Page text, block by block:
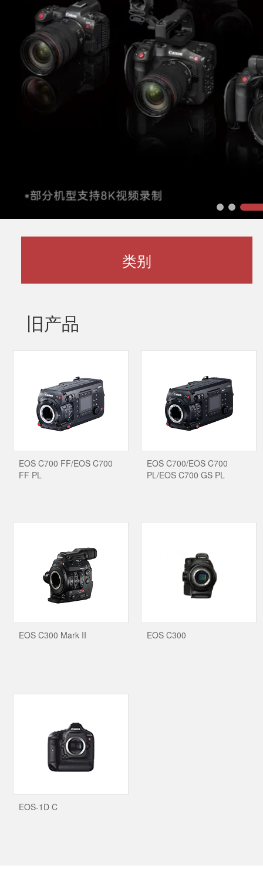
类别
旧产品
EOS C700 FF/EOS C700
FF PL
EOS C700/EOS C700
PL/EOS C700 GS PL
EOS C300 Mark II EOS C300
EOS-1D C